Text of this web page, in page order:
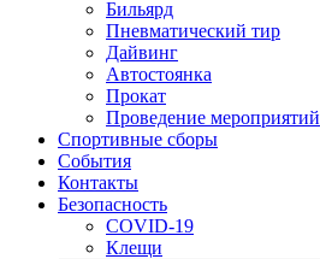
Бильярд
Пневматический тир
Дайвинг
Автостоянка
Прокат
Проведение мероприятий
Спортивные сборы
События
Контакты
Безопасность
COVID-19
Клещи